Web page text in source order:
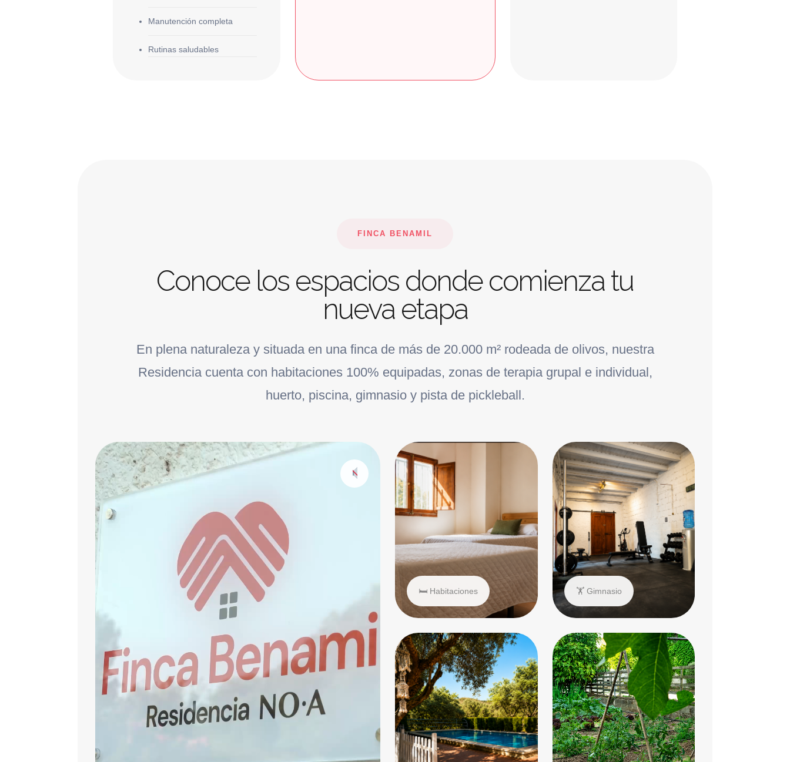
Manutención completa
Rutinas saludables
FINCA BENAMIL
Conoce los espacios donde comienza tu
nueva etapa
En plena naturaleza y situada en una finca de más de 20.000 m² rodeada de olivos, nuestra
Residencia cuenta con habitaciones 100% equipadas, zonas de terapia grupal e individual,
huerto, piscina, gimnasio y pista de pickleball.
🛏 Habitaciones 🏋️ Gimnasio